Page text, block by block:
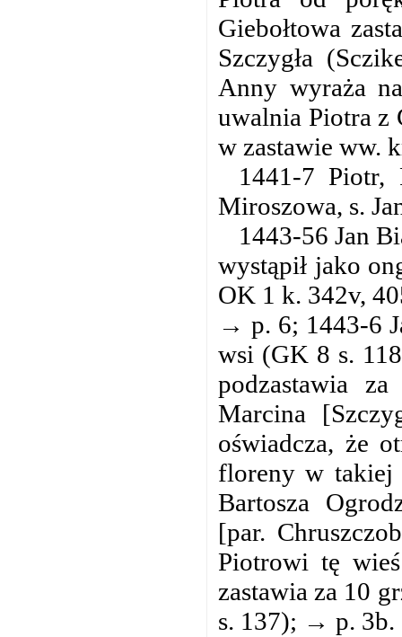
Giebołtowa
Szczygła
Anny wyraża
uwalnia Piotra z
w zastawie ww.
1441-7 Piotr,
Miroszowa, s.
1443-56 Jan
wystąpił jako
OK 1 k. 342v,
→ p. 6; 1443-6
wsi (GK 8 s.
podzastawia
Marcina
oświadcza, że
floreny w takiej
Bartosza
[par.
Piotrowi tę
zastawia za 10
s. 137); → p. 3b.